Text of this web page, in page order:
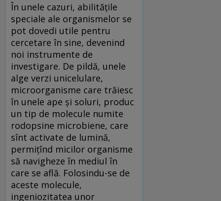
În unele cazuri, abilitățile
speciale ale organismelor se
pot dovedi utile pentru
cercetare în sine, devenind
noi instrumente de
investigare. De pildă, unele
alge verzi unicelulare,
microorganisme care trăiesc
în unele ape și soluri, produc
un tip de molecule numite
rodopsine microbiene, care
sînt activate de lumină,
permițînd micilor organisme
să navigheze în mediul în
care se află. Folosindu-se de
aceste molecule,
ingeniozitatea unor